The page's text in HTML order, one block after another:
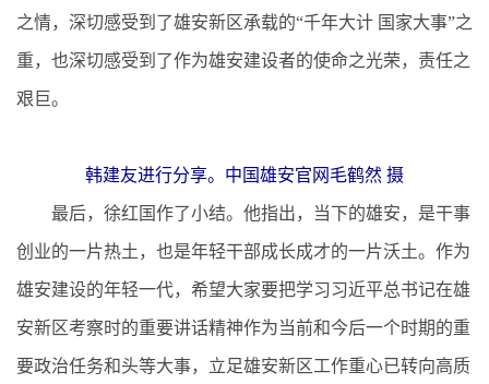
之情，深切感受到了雄安新区承载的“千年大计 国家大事”之
重，也深切感受到了作为雄安建设者的使命之光荣，责任之
艰巨。
韩建友进行分享。中国雄安官网毛鹤然 摄
最后，徐红国作了小结。他指出，当下的雄安，是干事
创业的一片热土，也是年轻干部成长成才的一片沃土。作为
雄安建设的年轻一代，希望大家要把学习习近平总书记在雄
安新区考察时的重要讲话精神作为当前和今后一个时期的重
要政治任务和头等大事，立足雄安新区工作重心已转向高质